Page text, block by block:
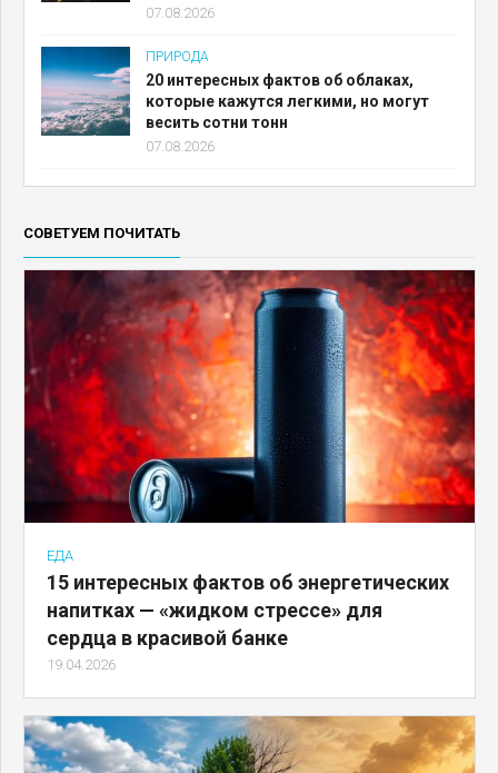
07.08.2026
ПРИРОДА
20 интересных фактов об облаках,
которые кажутся легкими, но могут
весить сотни тонн
07.08.2026
СОВЕТУЕМ ПОЧИТАТЬ
ЕДА
15 интересных фактов об энергетических
напитках — «жидком стрессе» для
сердца в красивой банке
19.04.2026